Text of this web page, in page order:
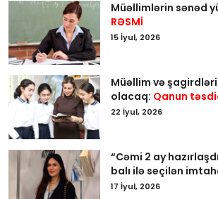
Müəllimlərin sənəd
RƏSMİ
15 İyul, 2026
Müəllim və
olacaq: Qanun
22 İyul, 2026
“Cəmi 2 ay
balı ilə seçilən
17 İyul, 2026